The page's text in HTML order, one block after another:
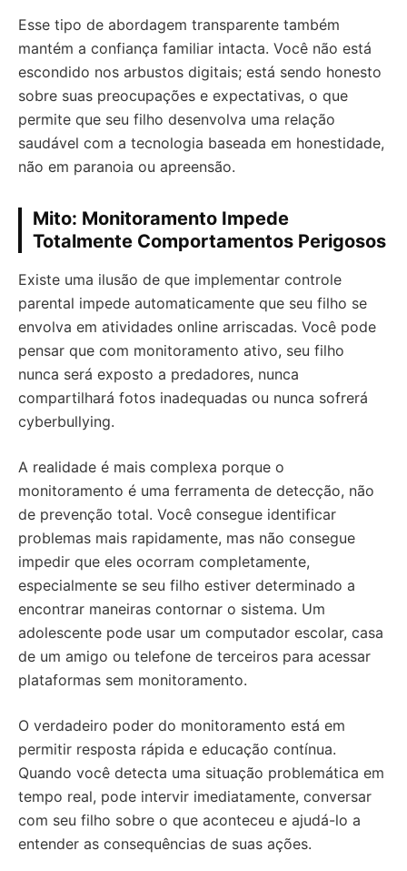
Esse tipo de abordagem transparente também
mantém a confiança familiar intacta. Você não está
escondido nos arbustos digitais; está sendo honesto
sobre suas preocupações e expectativas, o que
permite que seu filho desenvolva uma relação
saudável com a tecnologia baseada em honestidade,
não em paranoia ou apreensão.
Mito: Monitoramento Impede
Totalmente Comportamentos Perigosos
Existe uma ilusão de que implementar controle
parental impede automaticamente que seu filho se
envolva em atividades online arriscadas. Você pode
pensar que com monitoramento ativo, seu filho
nunca será exposto a predadores, nunca
compartilhará fotos inadequadas ou nunca sofrerá
cyberbullying.
A realidade é mais complexa porque o
monitoramento é uma ferramenta de detecção, não
de prevenção total. Você consegue identificar
problemas mais rapidamente, mas não consegue
impedir que eles ocorram completamente,
especialmente se seu filho estiver determinado a
encontrar maneiras contornar o sistema. Um
adolescente pode usar um computador escolar, casa
de um amigo ou telefone de terceiros para acessar
plataformas sem monitoramento.
O verdadeiro poder do monitoramento está em
permitir resposta rápida e educação contínua.
Quando você detecta uma situação problemática em
tempo real, pode intervir imediatamente, conversar
com seu filho sobre o que aconteceu e ajudá-lo a
entender as consequências de suas ações.